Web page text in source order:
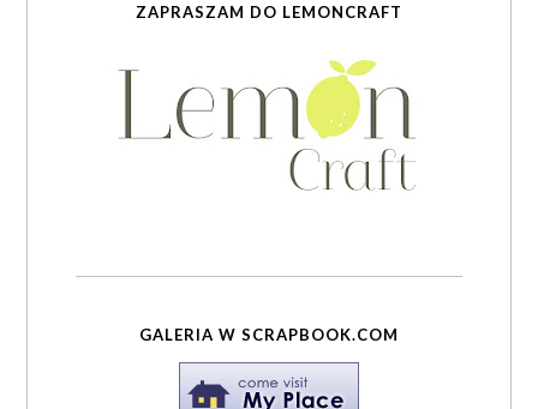
ZAPRASZAM DO LEMONCRAFT
GALERIA W SCRAPBOOK.COM